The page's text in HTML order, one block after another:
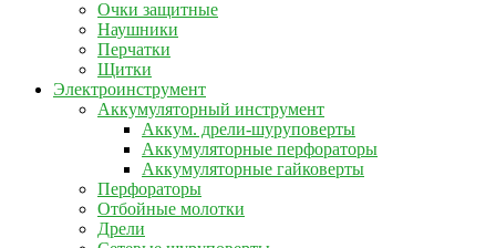
Очки защитные
Наушники
Перчатки
Щитки
Электроинструмент
Аккумуляторный инструмент
Аккум. дрели-шуруповерты
Аккумуляторные перфораторы
Аккумуляторные гайковерты
Перфораторы
Отбойные молотки
Дрели